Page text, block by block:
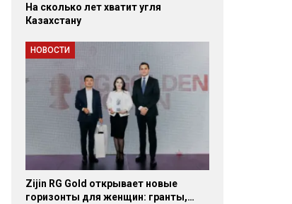
На сколько лет хватит угля
Казахстану
НОВОСТИ
Zijin RG Gold открывает новые
горизонты для женщин: гранты,…